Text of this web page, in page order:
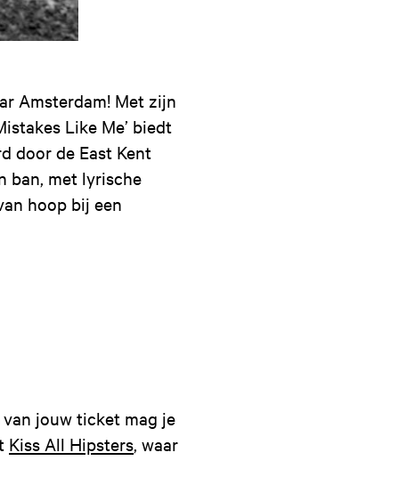
Amsterdam! Met zijn
Like Me’ biedt
door de East Kent
ban, met lyrische
hoop bij een
jouw ticket mag je
Kiss All Hipsters , waar